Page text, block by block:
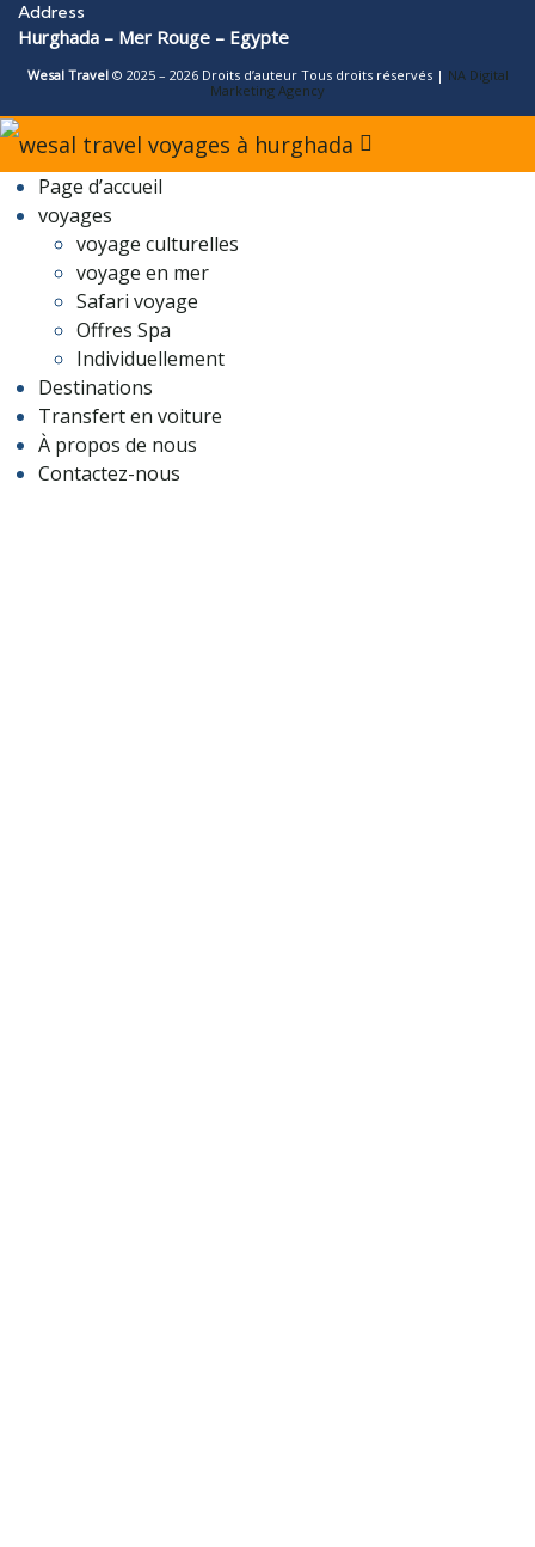
Address
Hurghada – Mer Rouge – Egypte
Wesal Travel© 2025 – 2026 Droits d’auteur Tous droits réservés | NA Digital
Marketing Agency
Page d’accueil
voyages
voyage culturelles
voyage en mer
Safari voyage
Offres Spa
Individuellement
Destinations
Transfert en voiture
À propos de nous
Contactez-nous